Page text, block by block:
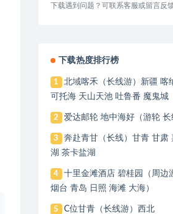
下载遇到问题？可联系客服或留言反
下载热度排行榜
1
北域喀禾（长线游）新疆 喀
可托海 天山天池 吐鲁番 魔鬼城
2 爱达邮轮 地中海好（游轮 长
3
奔赴青甘（长线）甘青 甘肃
湖 茶卡盐湖
4
十里金滩酒店 碧桂园（周边
烟台 青岛 日照 海滩 大海）
5 C位甘青（长线游）西北